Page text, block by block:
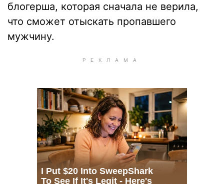
блогерша, которая сначала не верила,
что сможет отыскать пропавшего
мужчину.